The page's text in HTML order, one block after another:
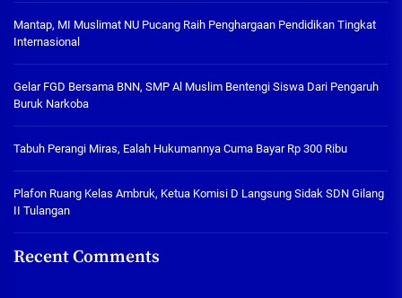
Mantap, MI Muslimat NU Pucang Raih Penghargaan Pendidikan Tingkat
Internasional
Gelar FGD Bersama BNN, SMP Al Muslim Bentengi Siswa Dari Pengaruh
Buruk Narkoba
Tabuh Perangi Miras, Ealah Hukumannya Cuma Bayar Rp 300 Ribu
Plafon Ruang Kelas Ambruk, Ketua Komisi D Langsung Sidak SDN Gilang
II Tulangan
Recent Comments